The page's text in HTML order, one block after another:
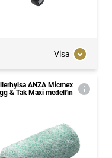
Visa
ANZA Micmex
& Tak Maxi medelfin